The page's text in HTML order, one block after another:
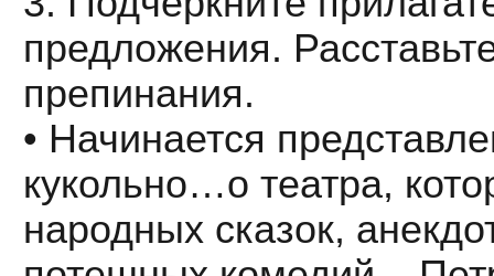
предложения.
препинания.
• Начинается
кукольно…о театра,
народных сказок,